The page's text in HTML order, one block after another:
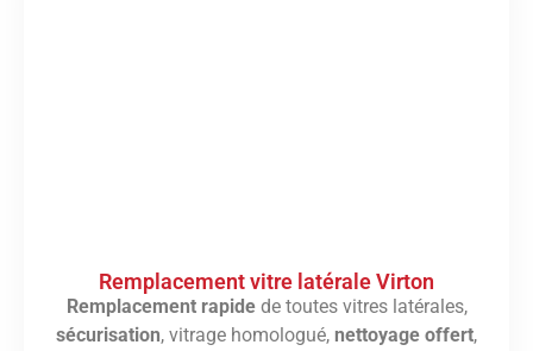
Remplacement vitre latérale Virton
Remplacement rapidede toutes vitres latérales,
sécurisation, vitrage homologué, nettoyage offert,